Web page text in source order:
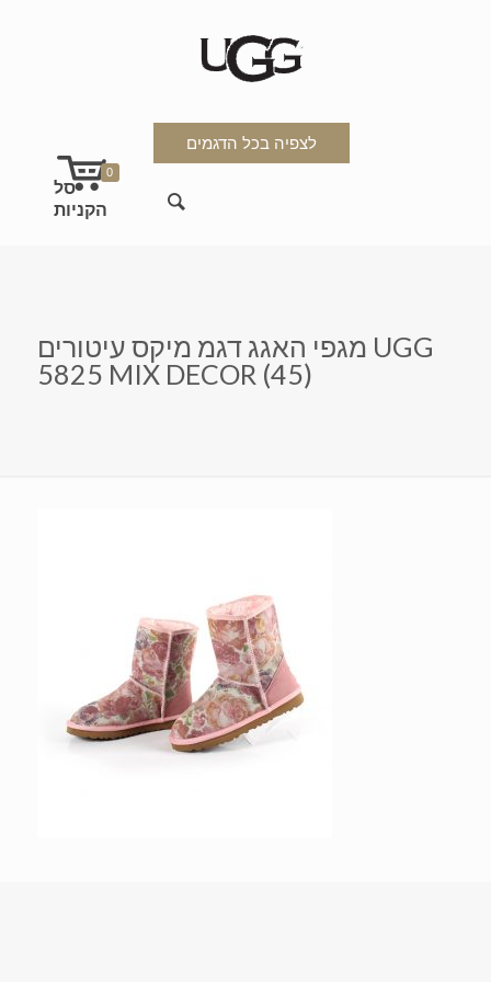
לצפיה בכל הדגמים
0
מגפי האגג דגמ מיקס עיטורים UGG
5825 MIX DECOR (45)